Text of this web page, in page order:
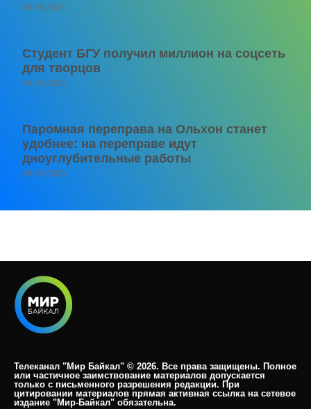
06.08.2026
Студент БГУ получил миллион на соцсеть
для творцов
06.08.2026
Паромная переправа на Ольхон станет
удобнее: на переправе идут
дноуглубительные работы
06.08.2026
Телеканал "Мир Байкал" © 2026. Все права защищены. Полное
или частичное заимствование материалов допускается
только с письменного разрешения редакции. При
цитировании материалов прямая активная ссылка на сетевое
издание "Мир-Байкал" обязательна.​